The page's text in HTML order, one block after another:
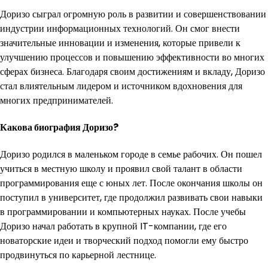
Доризо сыграл огромную роль в развитии и совершенствовании
индустрии информационных технологий. Он смог внести
значительные инновации и изменения, которые привели к
улучшению процессов и повышению эффективности во многих
сферах бизнеса. Благодаря своим достижениям и вкладу, Доризо
стал влиятельным лидером и источником вдохновения для
многих предпринимателей.
Какова биография Доризо?
Доризо родился в маленьком городе в семье рабочих. Он пошел
учиться в местную школу и проявил свой талант в области
программирования еще с юных лет. После окончания школы он
поступил в университет, где продолжил развивать свои навыки
в программировании и компьютерных науках. После учебы
Доризо начал работать в крупной IT-компании, где его
новаторские идеи и творческий подход помогли ему быстро
продвинуться по карьерной лестнице.